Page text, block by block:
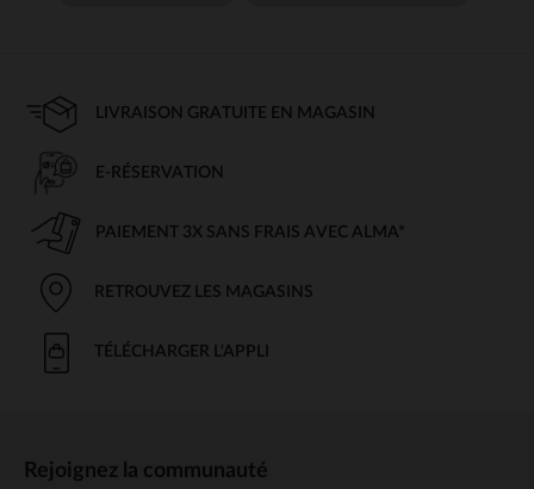
LIVRAISON GRATUITE EN MAGASIN
E-RÉSERVATION
PAIEMENT 3X SANS FRAIS AVEC ALMA*
RETROUVEZ LES MAGASINS
TÉLÉCHARGER L'APPLI
Rejoignez la communauté